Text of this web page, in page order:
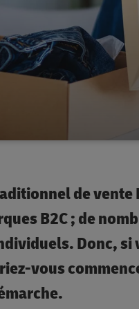
de vente
B2C ; de
Donc, si
vous